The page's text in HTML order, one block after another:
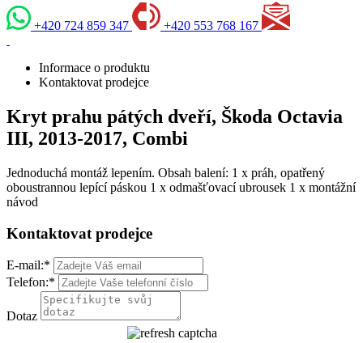
+420 724 859 347 +420 553 768 167
Informace o produktu
Kontaktovat prodejce
Kryt prahu pátých dveří, Škoda Octavia
III, 2013-2017, Combi
Jednoduchá montáž lepením. Obsah balení: 1 x práh, opatřený
oboustrannou lepící páskou 1 x odmašťovací ubrousek 1 x montážní
návod
Kontaktovat prodejce
E-mail:*
Telefon:*
Dotaz